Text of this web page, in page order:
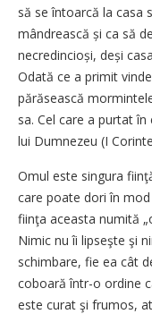
să se întoarcă la casa
mândrească și ca să
necredincioși, deși
Odată ce a primit
părăsească
sa. Cel care a purtat
lui Dumnezeu (I
Omul este singura
care poate dori în
fiinţa aceasta numită
Nimic nu îi lipseşte şi
schimbare, fie ea cât
coboară într-o ordine
este curat şi frumos,